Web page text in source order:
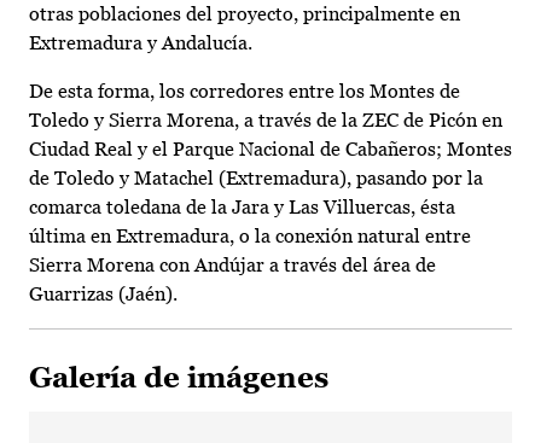
otras poblaciones del proyecto, principalmente en
Extremadura y Andalucía.
De esta forma, los corredores entre los Montes de
Toledo y Sierra Morena, a través de la ZEC de Picón en
Ciudad Real y el Parque Nacional de Cabañeros; Montes
de Toledo y Matachel (Extremadura), pasando por la
comarca toledana de la Jara y Las Villuercas, ésta
última en Extremadura, o la conexión natural entre
Sierra Morena con Andújar a través del área de
Guarrizas (Jaén).
Galería de imágenes